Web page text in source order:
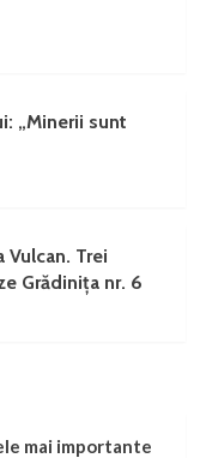
„Minerii sunt
Trei
Grădinița nr. 6
mai importante